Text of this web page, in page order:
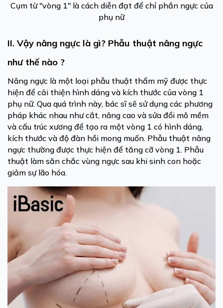
Cụm từ "vòng 1" là cách diễn đạt để chỉ phần ngực của
phụ nữ
II. Vậy nâng ngực là gì? Phẫu thuật nâng ngực
như thế nào ?
Nâng ngực là một loại phẫu thuật thẩm mỹ được thực
hiện để cải thiện hình dáng và kích thước của vòng 1
phụ nữ. Qua quá trình này, bác sĩ sẽ sử dụng các phương
pháp khác nhau như cắt, nâng cao và sửa đổi mô mềm
và cấu trúc xương để tạo ra một vòng 1 có hình dáng,
kích thước và độ đàn hồi mong muốn. Phẫu thuật nâng
ngực thường được thực hiện để tăng cỡ vòng 1. Phẫu
thuật làm săn chắc vùng ngực sau khi sinh con hoặc
giảm sự lão hóa.